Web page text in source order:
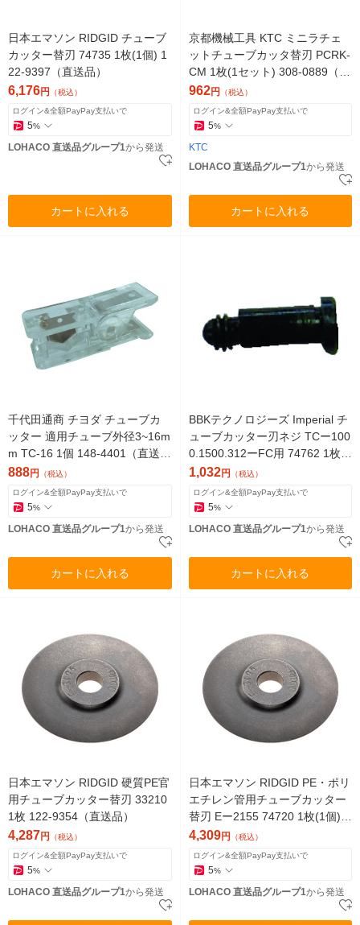
日本エマソン RIDGID チューブ
カッター替刃 74735 1枚(1個) 1
22-9397（直送品）
6,176円 （税込）
ログイン&全額PayPay支払いで
5%
LOHACO 直送品グループ1から発送
カートに入れる
京都機械工具 KTC ミニラチェ
ットチューブカッタ替刃 PCRK-
CM 1枚(1セット) 308-0889（直
送品）
962円 （税込）
ログイン&全額PayPay支払いで
5%
KTC
LOHACO 直送品グループ1から発送
カートに入れる
千代田通商 チヨダ チューブカ
ッター 適用チューブ外径3~16m
m TC-16 1個 148-4401（直送
品）
888円 （税込）
ログイン&全額PayPay支払いで
5%
LOHACO 直送品グループ1から発送
カートに入れる
BBKテクノロジーズ Imperial チ
ューブカッター刃ネジ TCー100
0.1500.312ーFC用 74762 1枚(1
個)（直送品）
1,032円 （税込）
ログイン&全額PayPay支払いで
5%
LOHACO 直送品グループ1から発送
カートに入れる
日本エマソン RIDGID 硬質PE官
用チューブカッター替刃 33210
1枚 122-9354（直送品）
4,287円 （税込）
ログイン&全額PayPay支払いで
5%
LOHACO 直送品グループ1から発送
日本エマソン RIDGID PE・ポリ
エチレン管用チューブカッター
替刃 Eー2155 74720 1枚(1個) 1
22-9371（直送品）
4,309円 （税込）
ログイン&全額PayPay支払いで
5%
LOHACO 直送品グループ1から発送